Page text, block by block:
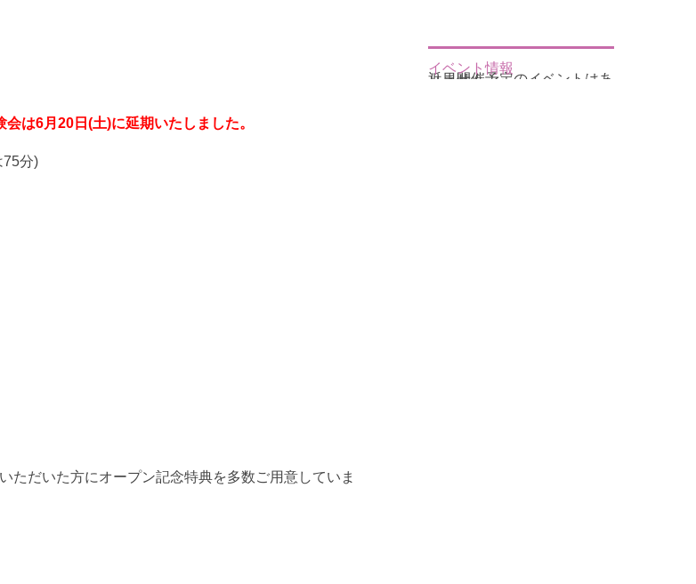
会は6月20日(土)に延期いたしました。
分)
ただいた方にオープン記念特典を多数ご用意していま
イベント情報
近日開催予定のイベントはありません